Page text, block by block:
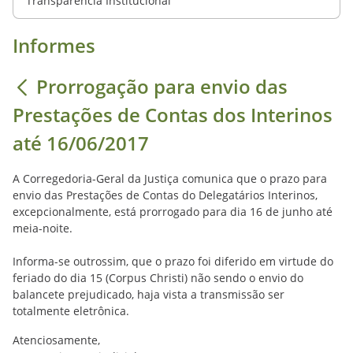
Informes
Prorrogação para envio das
Prestações de Contas dos Interinos
até 16/06/2017
A Corregedoria-Geral da Justiça comunica que o prazo para
envio das Prestações de Contas do Delegatários Interinos,
excepcionalmente, está prorrogado para dia 16 de junho até
meia-noite.
Informa-se outrossim, que o prazo foi diferido em virtude do
feriado do dia 15 (Corpus Christi) não sendo o envio do
balancete prejudicado, haja vista a transmissão ser
totalmente eletrônica.
Atenciosamente,